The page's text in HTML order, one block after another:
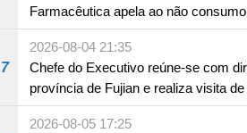
Farmacêutica apela ao não
produto com substâncias
ocidentais
7
2026-08-04 21:35
Chefe do Executivo reúne-se com
província de Fujian e realiza visita
em Fuzhou
2026-08-05 17:25